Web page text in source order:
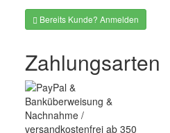
Bereits Kunde? Anmelden
Zahlungsarten